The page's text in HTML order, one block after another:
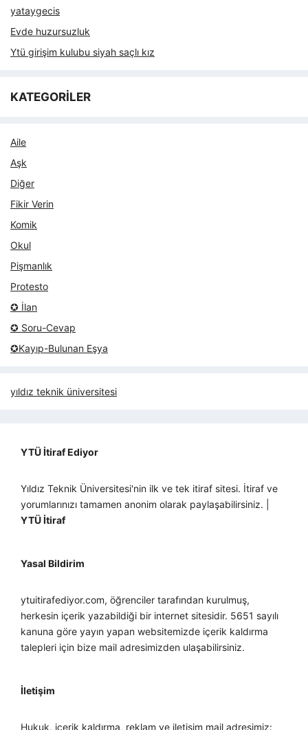
yataygecis
Evde huzursuzluk
Ytü girişim kulubu siyah saçlı kız
KATEGORİLER
Aile
Aşk
Diğer
Fikir Verin
Komik
Okul
Pişmanlık
Protesto
✪ İlan
✪ Soru-Cevap
✪Kayıp-Bulunan Eşya
yıldız teknik üniversitesi
YTÜ İtiraf Ediyor
Yıldız Teknik Üniversitesi'nin ilk ve tek itiraf sitesi. İtiraf ve
yorumlarınızı tamamen anonim olarak paylaşabilirsiniz. |
YTÜ İtiraf
Yasal Bildirim
ytuitirafediyor.com, öğrenciler tarafından kurulmuş,
herkesin içerik yazabildiği bir internet sitesidir. 5651 sayılı
kanuna göre yayın yapan websitemizde içerik kaldırma
talepleri için bize mail adresimizden ulaşabilirsiniz.
İletişim
Hukuk, içerik kaldırma, reklam ve iletişim mail adresimiz: